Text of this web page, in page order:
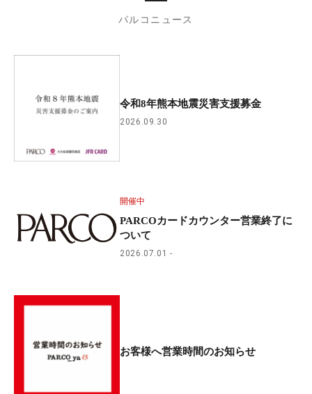
パルコニュース
令和8年熊本地震災害支援募金
2026.09.30
開催中
PARCOカードカウンター営業終了に
ついて
2026.07.01
お客様へ営業時間のお知らせ